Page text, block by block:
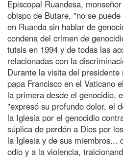
Episcopal Ruandesa,
obispo de Butare, "no se
en Ruanda sin hablar de
condena del crimen de
tutsis en 1994 y de todas las
relacionadas con la
Durante la visita del
papa Francisco en el Vaticano
la primera desde el genocidio,
"expresó su profundo dolor, el
la Iglesia por el genocidio
súplica de perdón a Dios por
la Iglesia y de sus miembros...
odio y a la violencia,